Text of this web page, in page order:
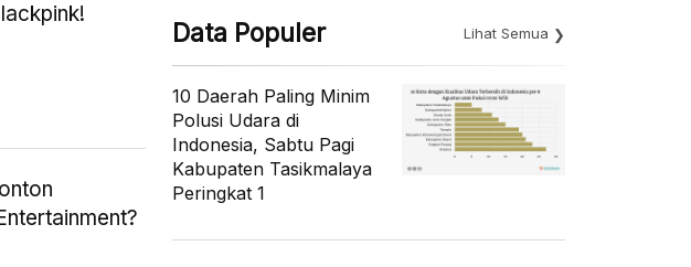
Data Populer Lihat Semua
10 Daerah Paling Minim
Polusi Udara di
Indonesia, Sabtu Pagi
Kabupaten Tasikmalaya
Peringkat 1